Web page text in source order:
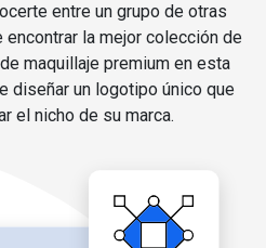
entre un grupo de otras
la mejor colección de
maquillaje premium en esta
diseñar un logotipo único que
el nicho de su marca.